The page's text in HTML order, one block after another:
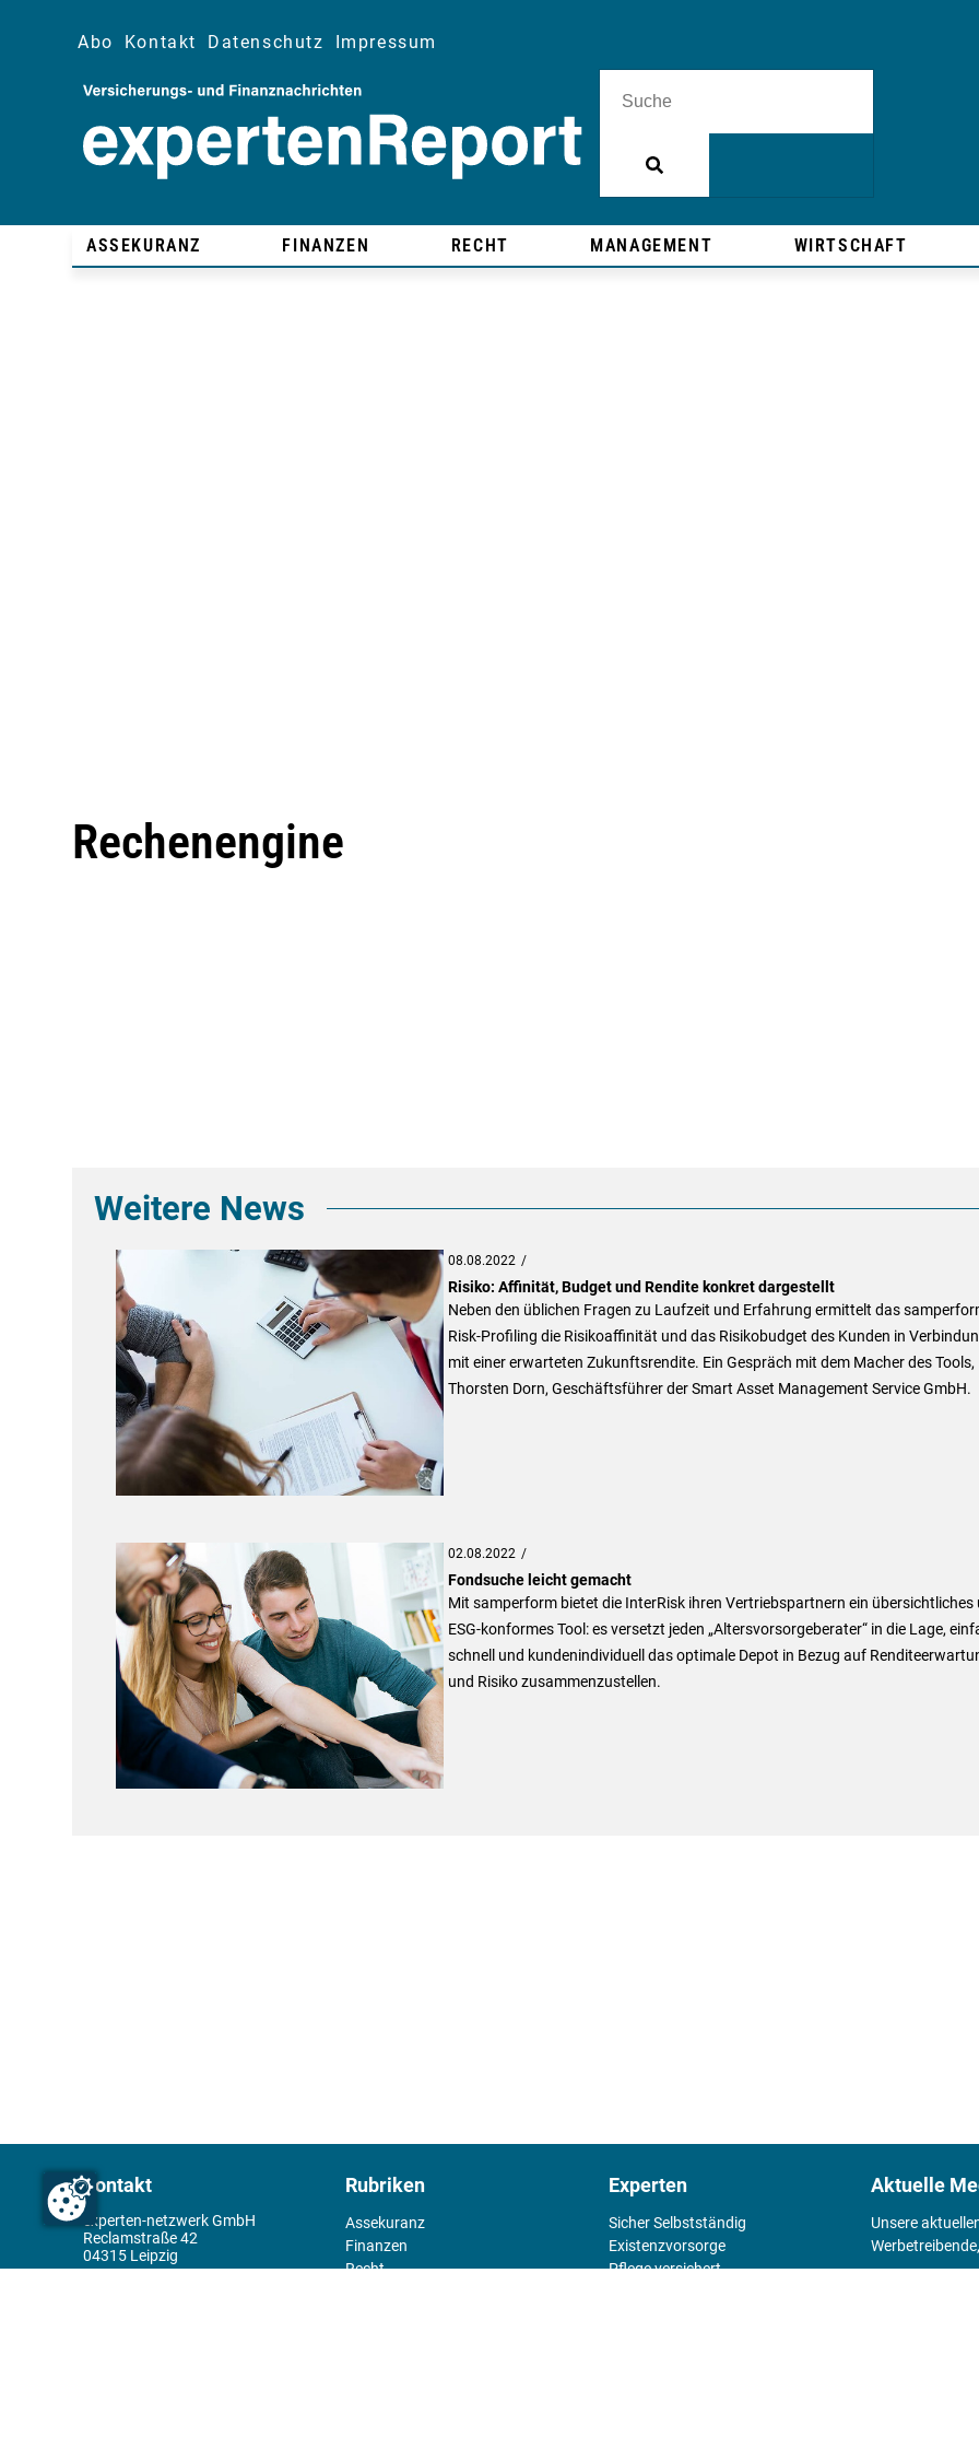
Abo Kontakt Datenschutz Impressum
ASSEKURANZ FINANZEN RECHT MANAGEMENT WIRTSCHAFT
Rechenengine
Weitere News
08.08.2022
Risiko: Affinität, Budget und Rendite konkret dargestellt
Neben den üblichen Fragen zu Laufzeit und Erfahrung ermittelt das
Risk-Profiling die Risikoaffinität und das Risikobudget des Kunden in
mit einer erwarteten Zukunftsrendite. Ein Gespräch mit dem Macher des Tools,
Thorsten Dorn, Geschäftsführer der Smart Asset Management Service GmbH.
02.08.2022
Fondsuche leicht gemacht
Mit samperform bietet die InterRisk ihren Vertriebspartnern ein übersichtliches
ESG-konformes Tool: es versetzt jeden „Altersvorsorgeberater“ in die Lage,
schnell und kundenindividuell das optimale Depot in Bezug auf
und Risiko zusammenzustellen.
Kontakt
experten-netzwerk GmbH
Reclamstraße 42
04315 Leipzig
Rubriken
Assekuranz
Finanzen
Recht
Experten
Sicher Selbstständig
Existenz­vorsorge
Pflege versichert
Aktuelle
Unsere